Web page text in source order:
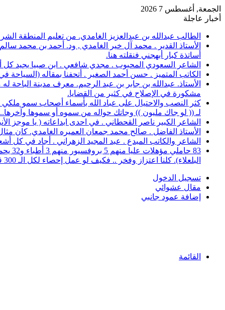
الجمعة, أغسطس 7 2026
أخبار عاجلة
الطالب عبدالله بن عبدالعزيز الغامدي. من تعليم المنطقة الشرقية، حصل
الأستاذ القدير . محمد آل خير الغامدي , ود. أحمد بن محمد
أساتذة كبار أبهجني فنقلته هنا.
الشاعر السعودي المحبوب . مجدي شافعي . ابن صبيا يجيد كل
الكاتب المتميز . حسن أحمد الصغير . أتحفنا بمقاله (السياحة
الأستاذ. عبدالله بن جابر بن عبد الرحيم. معرف مدينة
مشكورة في الإصلاح في كثير من القضايا.
كثر النصب والاحتيال على عباد الله بأسماء أصحاب سمو
لـ (( لو جاك مليون )) وجاتك حواله من سموه أو سموها
الشاعر الكبير ناصر القحطاني . في احدى ابداعاته ( يا موجز
الأستاذ الفاضل . صالح محمد جمعان العميره الغامدي. كان مثال للمعلم
الشاعر والكاتب المبدع . عبد المجيد الزهراني . أجاد في كل
البلعلاء). كلنا اعتزاز وفخر .. فكيف لو عمل إحصاء لكل الـ 300 قرية.
تسجيل الدخول
مقال عشوائي
إضافة عمود جانبي
القائمة